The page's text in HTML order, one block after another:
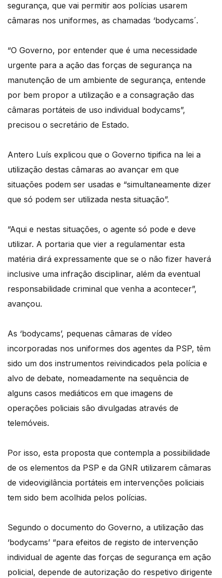
segurança, que vai permitir aos polícias usarem
câmaras nos uniformes, as chamadas ‘bodycams´.
“O Governo, por entender que é uma necessidade
urgente para a ação das forças de segurança na
manutenção de um ambiente de segurança, entende
por bem propor a utilização e a consagração das
câmaras portáteis de uso individual bodycams”,
precisou o secretário de Estado.
Antero Luís explicou que o Governo tipifica na lei a
utilização destas câmaras ao avançar em que
situações podem ser usadas e “simultaneamente dizer
que só podem ser utilizada nesta situação”.
“Aqui e nestas situações, o agente só pode e deve
utilizar. A portaria que vier a regulamentar esta
matéria dirá expressamente que se o não fizer haverá
inclusive uma infração disciplinar, além da eventual
responsabilidade criminal que venha a acontecer”,
avançou.
As ‘bodycams’, pequenas câmaras de vídeo
incorporadas nos uniformes dos agentes da PSP, têm
sido um dos instrumentos reivindicados pela polícia e
alvo de debate, nomeadamente na sequência de
alguns casos mediáticos em que imagens de
operações policiais são divulgadas através de
telemóveis.
Por isso, esta proposta que contempla a possibilidade
de os elementos da PSP e da GNR utilizarem câmaras
de videovigilância portáteis em intervenções policiais
tem sido bem acolhida pelos polícias.
Segundo o documento do Governo, a utilização das
‘bodycams’ “para efeitos de registo de intervenção
individual de agente das forças de segurança em ação
policial, depende de autorização do respetivo dirigente